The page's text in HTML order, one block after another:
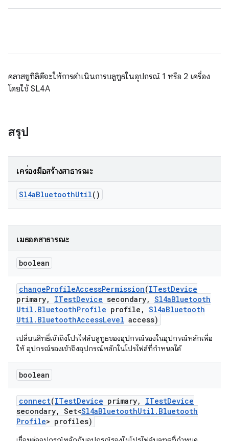
คลาสยูทิลิตีจะให้การดำเนินการบลูทูธในอุปกรณ์ 1 หรือ 2 เครื่อง
โดยใช้ SL4A
สรุป
เครื่องมือสร้างสาธารณะ
Sl4aBluetoothUtil()
เมธอดสาธารณะ
boolean
changeProfileAccessPermission(ITestDevice
primary, ITestDevice secondary, Sl4aBluetooth
Util . BluetoothProfile profile , Sl4aBluetooth
Util . BluetoothAccessLevel access)
เปลี่ยนสิทธิ์เข้าถึงโปรไฟล์บลูทูธของอุปกรณ์รองในอุปกรณ์หลักเพื่อ
ให้ อุปกรณ์รองเข้าถึงอุปกรณ์หลักในโปรไฟล์ที่กำหนดได้
boolean
connect(ITestDevice primary, ITestDevice
secondary, Set<Sl4aBluetoothUtil . Bluetooth
Profile> profiles)